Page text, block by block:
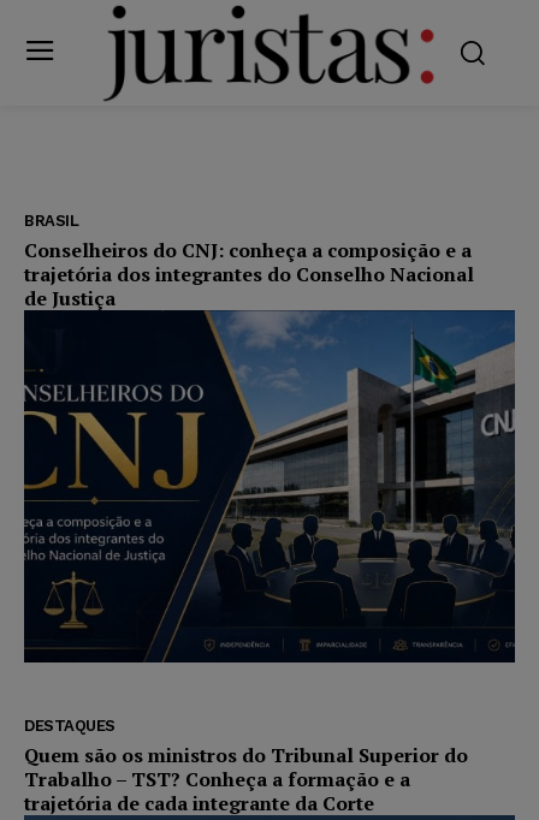
BRASIL
Conselheiros do CNJ: conheça a composição e a
trajetória dos integrantes do Conselho Nacional
de Justiça
DESTAQUES
Quem são os ministros do Tribunal Superior do
Trabalho – TST? Conheça a formação e a
trajetória de cada integrante da Corte